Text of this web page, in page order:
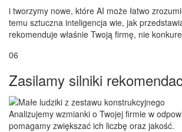
i tworzymy nowe, które AI może łatwo
temu sztuczna inteligencja wie, jak
rekomenduje właśnie Twoją firmę, nie
06
Zasilamy silniki
Analizujemy wzmianki o Twojej firmie w
pomagamy zwiększać ich liczbę oraz jakość.